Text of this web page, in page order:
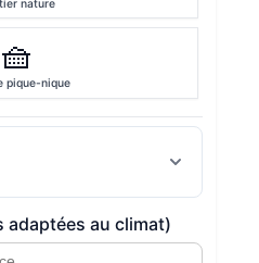
nature
🧺
pique-nique
au climat)